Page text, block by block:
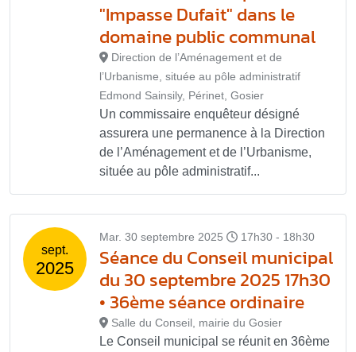
"Impasse Dufait" dans le
domaine public communal
Direction de l’Aménagement et de
l’Urbanisme, située au pôle administratif
Edmond Sainsily, Périnet, Gosier
Un commissaire enquêteur désigné
assurera une permanence à la Direction
de l’Aménagement et de l’Urbanisme,
située au pôle administratif...
sept.
2025
Mar. 30 septembre 2025 17h30 - 18h30
Séance du Conseil municipal
du 30 septembre 2025 17h30
• 36ème séance ordinaire
Salle du Conseil, mairie du Gosier
Le Conseil municipal se réunit en 36ème